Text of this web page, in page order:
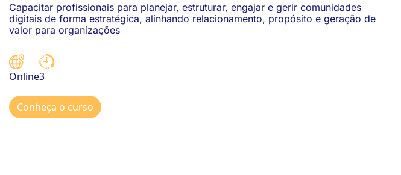
Capacitar profissionais para planejar, estruturar, engajar e gerir comunidades
digitais de forma estratégica, alinhando relacionamento, propósito e geração de
valor para organizações
Online3
Conheça o curso